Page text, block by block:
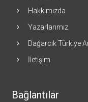
Hakkımızda
Yazarlarımız
Dağarcık Türkiye
İletişim
Bağlantılar